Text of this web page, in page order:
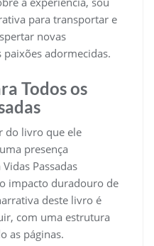
para transportar e
novas
adormecidas.
Todos os
do livro que ele
presença
Passadas
impacto duradouro de
deste livro é
com uma estrutura
as páginas.